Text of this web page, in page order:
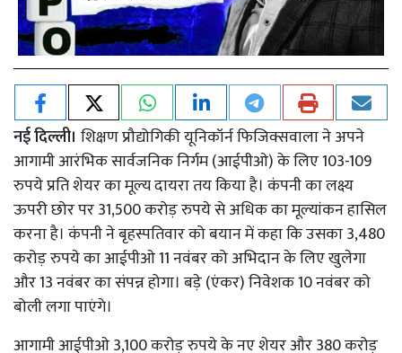
नई दिल्ली। शिक्षण प्रौद्योगिकी यूनिकॉर्न फिजिक्सवाला ने अपने
आगामी आरंभिक सार्वजनिक निर्गम (आईपीओ) के लिए 103-109
रुपये प्रति शेयर का मूल्य दायरा तय किया है। कंपनी का लक्ष्य
ऊपरी छोर पर 31,500 करोड़ रुपये से अधिक का मूल्यांकन हासिल
करना है। कंपनी ने बृहस्पतिवार को बयान में कहा कि उसका 3,480
करोड़ रुपये का आईपीओ 11 नवंबर को अभिदान के लिए खुलेगा
और 13 नवंबर का संपन्न होगा। बड़े (एंकर) निवेशक 10 नवंबर को
बोली लगा पाएंगे।
आगामी आईपीओ 3,100 करोड़ रुपये के नए शेयर और 380 करोड़